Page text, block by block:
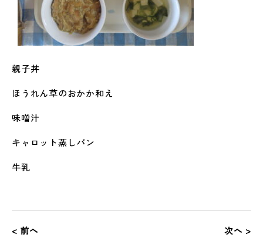
親子丼
ほうれん草のおかか和え
味噌汁
キャロット蒸しパン
牛乳
< 前へ 次へ >